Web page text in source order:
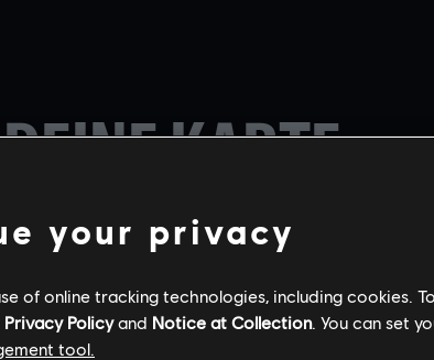
KARTE
CHALET
your privacy
of online tracking technologies, including cookies.
Privacy Policyand Notice at Collection. You can set
tool.